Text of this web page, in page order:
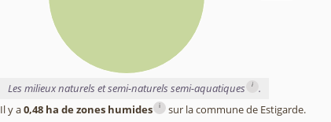
Les milieux naturels et semi-naturels semi-aquatiques i
.
Il y a0,48 ha de zones humides i sur la commune de Estigarde.